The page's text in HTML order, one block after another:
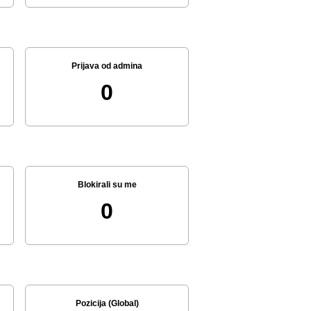
Prijava od admina
0
Blokirali su me
0
Pozicija (Global)